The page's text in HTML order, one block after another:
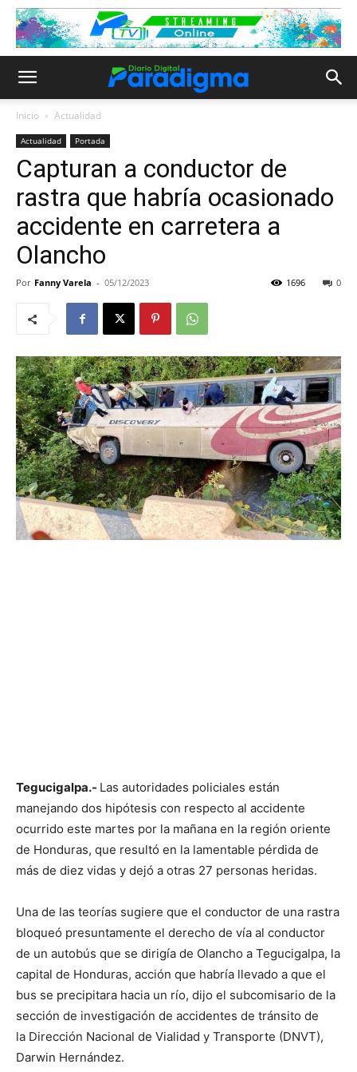
Inicio Actualidad
Actualidad Portada
Capturan a conductor de
rastra que habría ocasionado
accidente en carretera a
Olancho
Por Fanny Varela - 05/12/2023 0
1696
Tegucigalpa.- Las autoridades policiales están
manejando dos hipótesis con respecto al accidente
ocurrido este martes por la mañana en la región oriente
de Honduras, que resultó en la lamentable pérdida de
más de diez vidas y dejó a otras 27 personas heridas.
Una de las teorías sugiere que el conductor de una rastra
bloqueó presuntamente el derecho de vía al conductor
de un autobús que se dirigía de Olancho a Tegucigalpa, la
capital de Honduras, acción que habría llevado a que el
bus se precipitara hacia un río, dijo el subcomisario de la
sección de investigación de accidentes de tránsito de
la Dirección Nacional de Vialidad y Transporte (DNVT),
Darwin Hernández.